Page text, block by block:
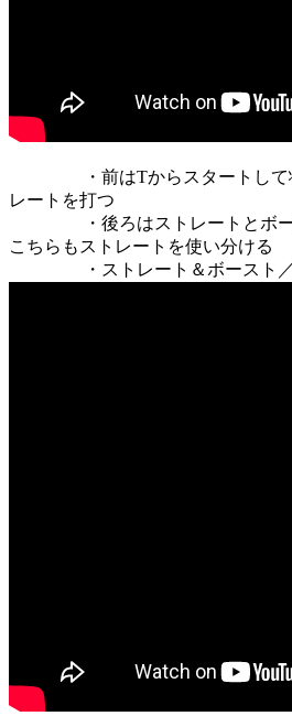
・前はTからスタートして状
レートを打つ
・後ろはストレートとボース
こちらもストレートを使い分ける
・ストレート＆ボースト／